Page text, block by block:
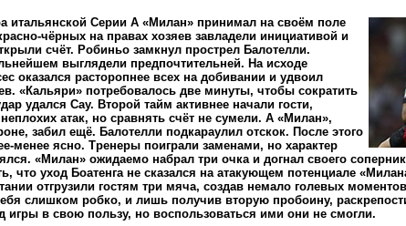
итальянской Серии А «Милан» принимал на своём поле
чёрных на правах хозяев завладели инициативой и
счёт. Робиньо замкнул прострел Балотелли.
выглядели предпочтительней. На исходе
оказался расторопнее всех на добивании и удвоил
«Кальяри» потребовалось две минуты, чтобы сократить
удался Сау. Второй тайм активнее начали гости,
атак, но сравнять счёт не сумели. А «Милан»,
забил ещё. Балотелли подкараулил отскок. После этого
менее ясно. Тренеры поиграли заменами, но характер
«Милан» ожидаемо набрал три очка и догнал своего
что уход Боатенга не сказался на атакующем потенциале
отгрузили гостям три мяча, создав немало голевых
слишком робко, и лишь получив вторую пробоину,
игры в свою пользу, но воспользоваться ими они не смогли.